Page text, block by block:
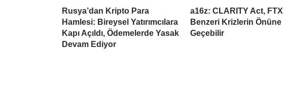
Rusya’dan Kripto Para
Hamlesi: Bireysel Yatırımcılara
Kapı Açıldı, Ödemelerde Yasak
Devam Ediyor
a16z: CLARITY Act, FTX
Benzeri Krizlerin Önüne
Geçebilir